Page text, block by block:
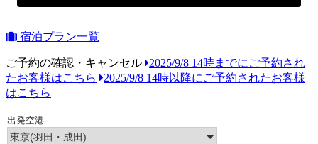
宿泊プラン一覧
ご予約の確認・キャンセル
2025/9/8 14時までにご予約され
たお客様はこちら
2025/9/8 14時以降にご予約されたお客様
はこちら